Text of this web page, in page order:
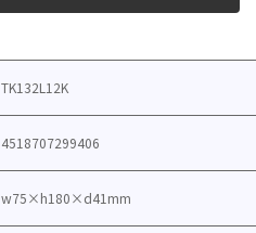
TK132L12K
4518707299406
w75×h180×d41mm